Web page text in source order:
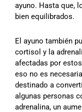
ayuno. Hasta que,
bien equilibrados.
El ayuno también
cortisol y la
afectadas por
eso no es
destinado a
algunas personas
adrenalina, un